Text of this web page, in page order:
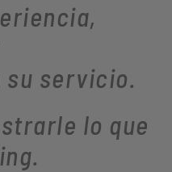
su servicio.
lo que